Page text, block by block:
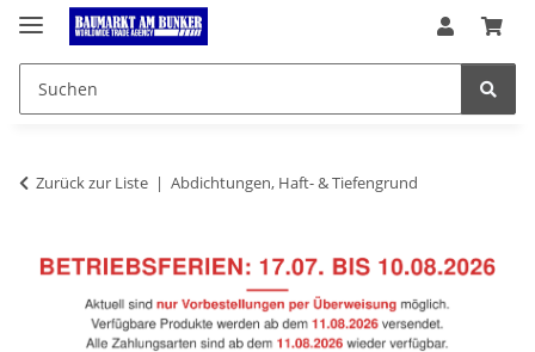
Zurück zur Liste Abdichtungen, Haft- & Tiefengrund